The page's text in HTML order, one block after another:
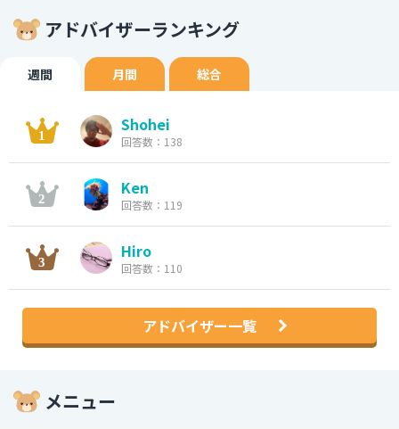
アドバイザーランキング
週間 月間 総合
Shohei
回答数：138
Ken
回答数：119
Hiro
回答数：110
アドバイザー一覧
メニュー